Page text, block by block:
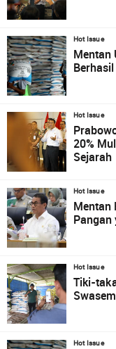
Hot Issue
Mentan
Hot Issue
20%
Sejarah
Hot Issue
Mentan
Pangan
Hot Issue
Tiki-
Hot Issue